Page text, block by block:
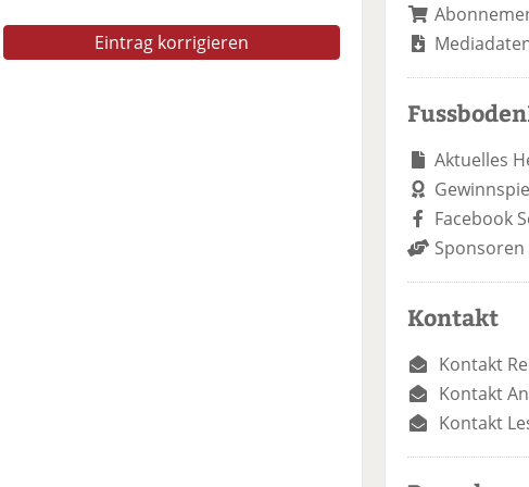
Eintrag korrigieren
Aktuelles
Facebook
Sponsoren
Kontakt
Kontakt
Kontakt
Kontakt